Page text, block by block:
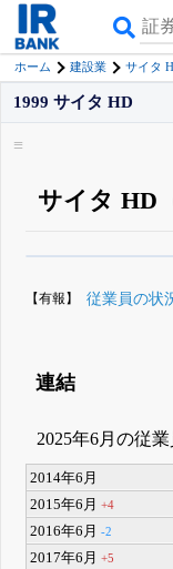
ホーム 建設業 サイタ
1999 サイタ HD
サイタ HD
く追える
【有報】 従業員の状
連結
2025年6月の従
2014年6月
2015年6月+4
2016年6月-2
2017年6月+5